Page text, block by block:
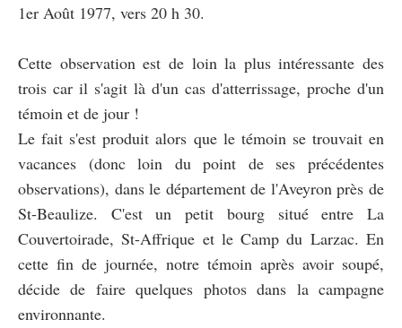
1er Août 1977, vers 20 h 30.
Cette observation est de loin la plus intéressante des
trois car il s'agit là d'un cas d'atterrissage, proche d'un
témoin et de jour !
Le fait s'est produit alors que le témoin se trouvait en
vacances (donc loin du point de ses précédentes
observations), dans le département de l'Aveyron près de
St-Beaulize. C'est un petit bourg situé entre La
Couvertoirade, St-Affrique et le Camp du Larzac. En
cette fin de journée, notre témoin après avoir soupé,
décide de faire quelques photos dans la campagne
environnante.